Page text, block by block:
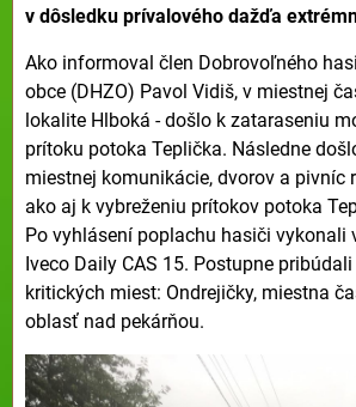
v dôsledku prívalového dažďa
Ako informoval člen Dobrovoľného
obce (DHZO) Pavol Vidiš, v miestnej
lokalite Hlboká - došlo k zataraseniu
prítoku potoka Teplička. Následne
miestnej komunikácie, dvorov a pivníc
ako aj k vybreženiu prítokov potoka
Po vyhlásení poplachu hasiči vykonali
Iveco Daily CAS 15. Postupne
kritických miest: Ondrejičky, miestna
oblasť nad pekárňou.